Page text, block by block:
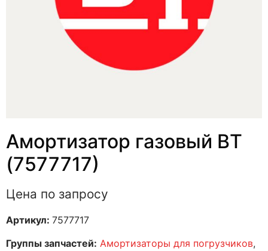
Амортизатор газовый BT
(7577717)
Цена по запросу
Артикул: 7577717
Группы запчастей: Амортизаторы для погрузчиков,